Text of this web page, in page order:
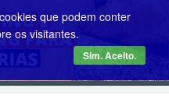
que podem conter
os visitantes.
Sim. Aceito.